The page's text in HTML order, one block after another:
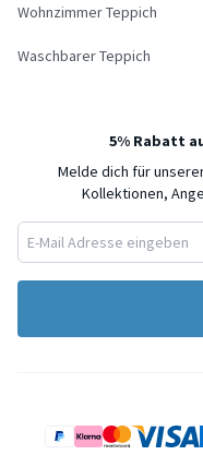
Wohnzimmer Teppich
Waschbarer Teppich
5% Rabatt
Melde dich für
Kollektionen,